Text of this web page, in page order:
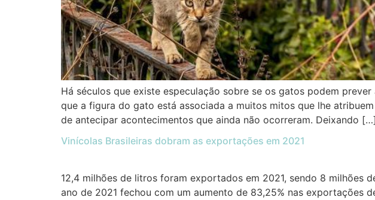
Há séculos que existe especulação sobre se os gatos podem
que a figura do gato está associada a muitos mitos que lhe
de antecipar acontecimentos que ainda não ocorreram. Deixando […]
Vinícolas Brasileiras dobram as exportações em 2021
12,4 milhões de litros foram exportados em 2021, sendo 8 milhões
ano de 2021 fechou com um aumento de 83,25% nas exportações